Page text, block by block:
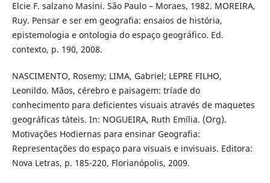
Elcie F. salzano Masini. São Paulo – Moraes, 1982. MOREIRA,
Ruy. Pensar e ser em geografia: ensaios de história,
epistemologia e ontologia do espaço geográfico. Ed.
contexto, p. 190, 2008.
NASCIMENTO, Rosemy; LIMA, Gabriel; LEPRE FILHO,
Leonildo. Mãos, cérebro e paisagem: tríade do
conhecimento para deficientes visuais através de maquetes
geográficas táteis. In: NOGUEIRA, Ruth Emília. (Org).
Motivações Hodiernas para ensinar Geografia:
Representações do espaço para visuais e invisuais. Editora:
Nova Letras, p. 185-220, Florianópolis, 2009.